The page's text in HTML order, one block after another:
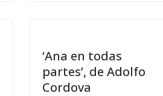
‘Ana en todas
partes’, de Adolfo
Cordova